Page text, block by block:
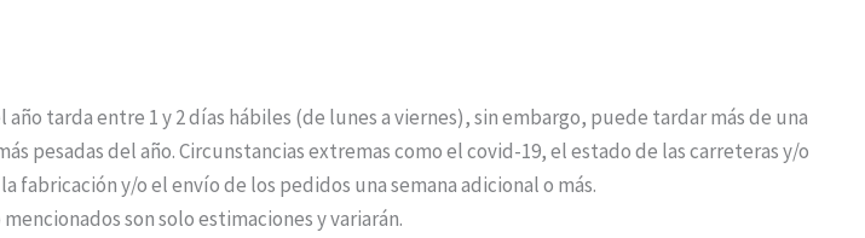
tarda entre 1 y 2 días hábiles (de lunes a viernes), sin embargo, puede tardar más de una
pesadas del año. Circunstancias extremas como el covid-19, el estado de las carreteras y/o
fabricación y/o el envío de los pedidos una semana adicional o más.
son solo estimaciones y variarán.